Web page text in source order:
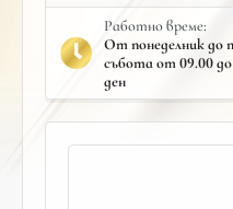
Работно време:
От понеделник до
събота от 09.00 до
ден